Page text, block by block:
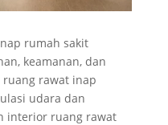
rumah sakit
keamanan, dan
rawat inap
udara dan
interior ruang rawat